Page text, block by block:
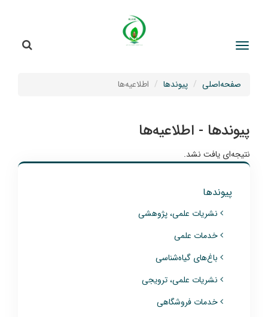
صفحه‌اصلی پیوندها اطلاعیه‌ها
پیوندها - اطلاعیه‌ها
نتیجه‌ای یافت نشد.
پیوندها
نشریات علمی، پژوهشی
خدمات علمی
باغ‌های گیاه‌شناسی
نشریات علمی، ترویجی
خدمات فروشگاهی